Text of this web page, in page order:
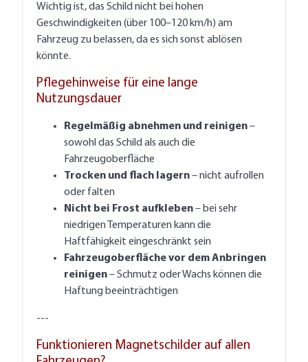
Wichtig ist, das Schild nicht bei hohen
Geschwindigkeiten (über 100–120 km/h) am
Fahrzeug zu belassen, da es sich sonst ablösen
könnte.
Pflegehinweise für eine lange
Nutzungsdauer
Regelmäßig abnehmen und reinigen–
sowohl das Schild als auch die
Fahrzeugoberfläche
Trocken und flach lagern– nicht aufrollen
oder falten
Nicht bei Frost aufkleben– bei sehr
niedrigen Temperaturen kann die
Haftfähigkeit eingeschränkt sein
Fahrzeugoberfläche vor dem Anbringen
reinigen– Schmutz oder Wachs können die
Haftung beeinträchtigen
---
Funktionieren Magnetschilder auf allen